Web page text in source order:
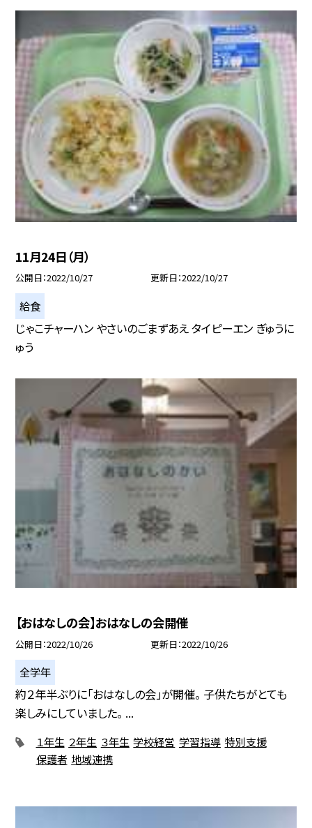
11月24日（月）
公開日 2022/10/27 更新日 2022/10/27
給食
じゃこチャーハン やさいのごまずあえ タイピーエン ぎゅうに
ゅう
【おはなしの会】おはなしの会開催
公開日 2022/10/26 更新日 2022/10/26
全学年
約２年半ぶりに「おはなしの会」が開催。 子供たちがとても
楽しみにしていました。 ...
１年生 ２年生 ３年生 学校経営 学習指導 特別支援
保護者 地域連携